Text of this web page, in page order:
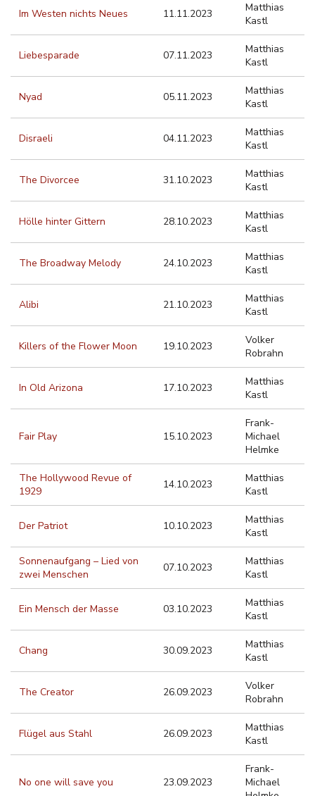
Im Westen nichts Neues 11.11.2023
Matthias
Kastl
Liebesparade 07.11.2023
Matthias
Kastl
Nyad 05.11.2023
Matthias
Kastl
Disraeli 04.11.2023
Matthias
Kastl
The Divorcee 31.10.2023
Matthias
Kastl
Hölle hinter Gittern 28.10.2023
Matthias
Kastl
The Broadway Melody 24.10.2023
Matthias
Kastl
Alibi 21.10.2023
Matthias
Kastl
Killers of the Flower Moon 19.10.2023
Volker
Robrahn
In Old Arizona 17.10.2023
Matthias
Kastl
Fair Play 15.10.2023
Frank-
Michael
Helmke
The Hollywood Revue of
1929
14.10.2023
Matthias
Kastl
Der Patriot 10.10.2023
Matthias
Kastl
Sonnenaufgang – Lied von
zwei Menschen
07.10.2023
Matthias
Kastl
Ein Mensch der Masse 03.10.2023
Matthias
Kastl
Chang 30.09.2023
Matthias
Kastl
The Creator 26.09.2023
Volker
Robrahn
Flügel aus Stahl 26.09.2023
Matthias
Kastl
No one will save you 23.09.2023
Frank-
Michael